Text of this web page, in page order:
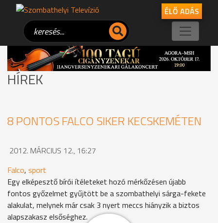
ÉLŐ ADÁS
HÍREK
8 PONTOS FALCO SIKER KECSKEMÉTEN
2012. MÁRCIUS 12., 16:27
Falco, sport
Egy elképesztő bírói ítéleteket hozó mérkőzésen újabb
fontos győzelmet gyűjtött be a szombathelyi sárga-fekete
alakulat, melynek már csak 3 nyert meccs hiányzik a biztos
alapszakasz elsőséghez.